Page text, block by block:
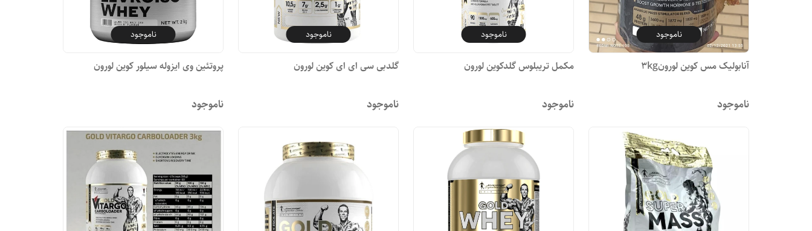
ناموجود
آنابولیک مس کوین لورون3kg
ناموجود
ناموجود
مکمل تریبلوس گلدکوین لورون
ناموجود
ناموجود
گلدبی سی ای ای کوین لورون
ناموجود
ناموجود
پروتئین وی ایزوله سیلور کوین لورون
ناموجود